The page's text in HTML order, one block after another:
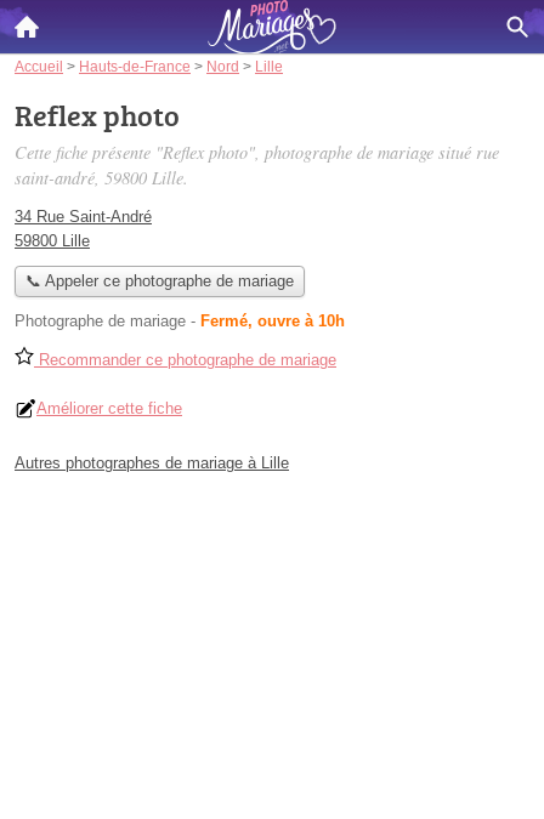
Accueil > Hauts-de-France > Nord > Lille
Reflex photo
Cette fiche présente "Reflex photo", photographe de mariage situé rue
saint-andré, 59800 Lille.
34 Rue Saint-André
59800 Lille
📞 Appeler ce photographe de mariage
Photographe de mariage - Fermé, ouvre à 10h
Recommander ce photographe de mariage
Améliorer cette fiche
Autres photographes de mariage à Lille